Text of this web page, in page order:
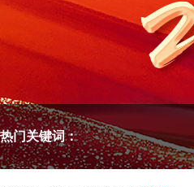
热门关键词：